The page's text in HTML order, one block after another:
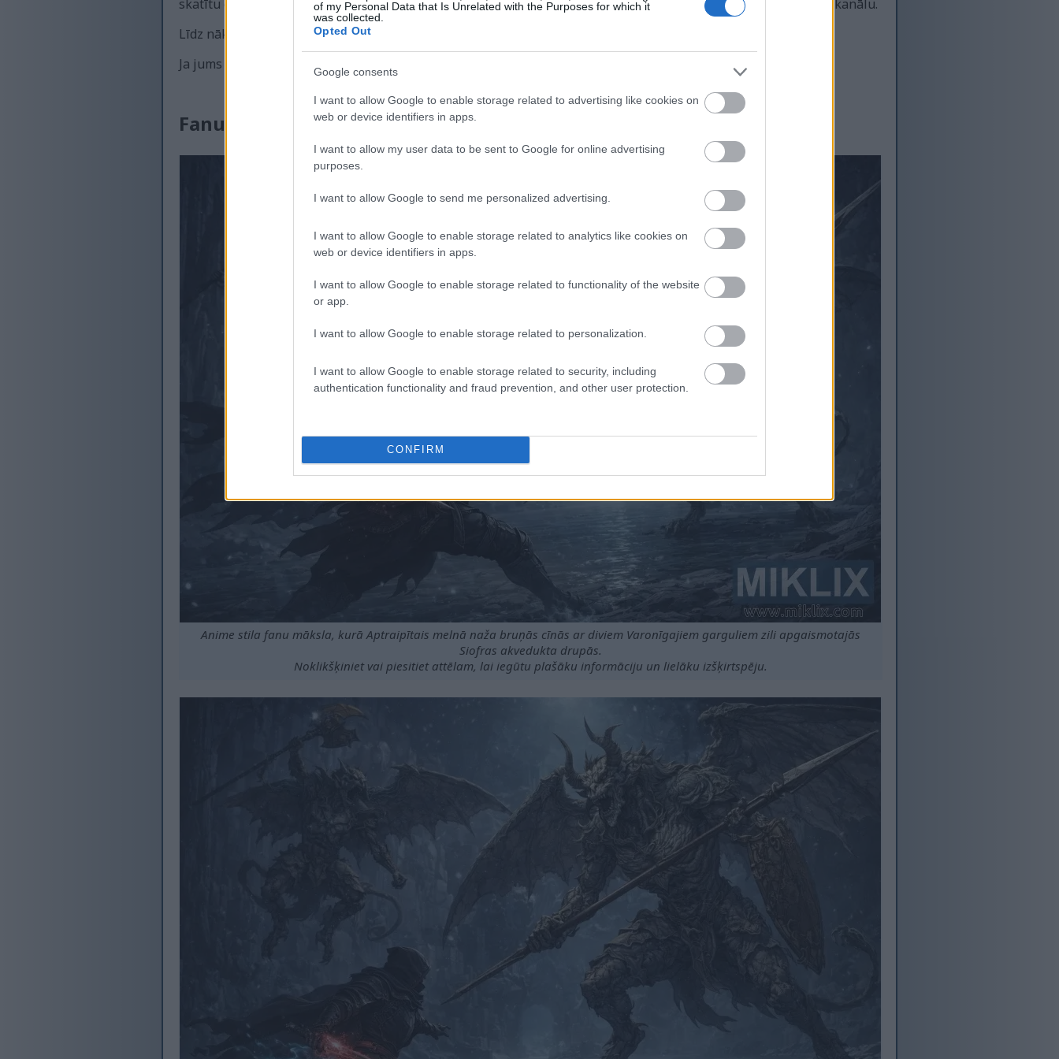
of my Personal Data that Is Unrelated with the Purposes for which it
was collected.
Opted Out
Google consents
I want to allow Google to enable storage related to advertising like cookies on
web or device identifiers in apps.
I want to allow my user data to be sent to Google for online advertising
purposes.
I want to allow Google to send me personalized advertising.
I want to allow Google to enable storage related to analytics like cookies on
web or device identifiers in apps.
I want to allow Google to enable storage related to functionality of the website
or app.
I want to allow Google to enable storage related to personalization.
I want to allow Google to enable storage related to security, including
authentication functionality and fraud prevention, and other user protection.
CONFIRM
skatītu citus videoklipus. Jūs pat varētu apsvērt iespēju kļūt pilnīgi foršam, atzīmējot to ar “Patīk” un abonējot kanālu.
Līdz nākamajai reizei, lai jums jauka un laimīga spēlēšana!
Ja jums patika šis video, lūdzu, apsveriet iespēju būt pilnīgi lielisks, iecienot un abonējot
YouTube
Fanu māksla, iedvesmojoties no šīs cīņas ar bosu
Anime stila fanu māksla, kurā Aptraipītais melnā naža bruņās cīnās ar diviem Varonīgajiem garguliem zili apgaismotajās
Siofras akvedukta drupās.
Noklikšķiniet vai piesitiet attēlam, lai iegūtu plašāku informāciju un lielāku izšķirtspēju.